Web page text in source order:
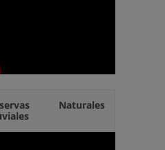
Naturales